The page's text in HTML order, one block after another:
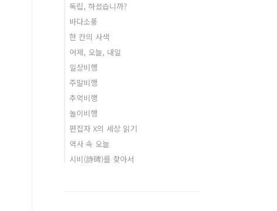
독립, 하셨습니까?
바다소풍
한 칸의 사색
어제, 오늘, 내일
일상비행
주말비행
추억비행
놀이비행
편집자 X의 세상 읽기
역사 속 오늘
시비(詩碑)를 찾아서